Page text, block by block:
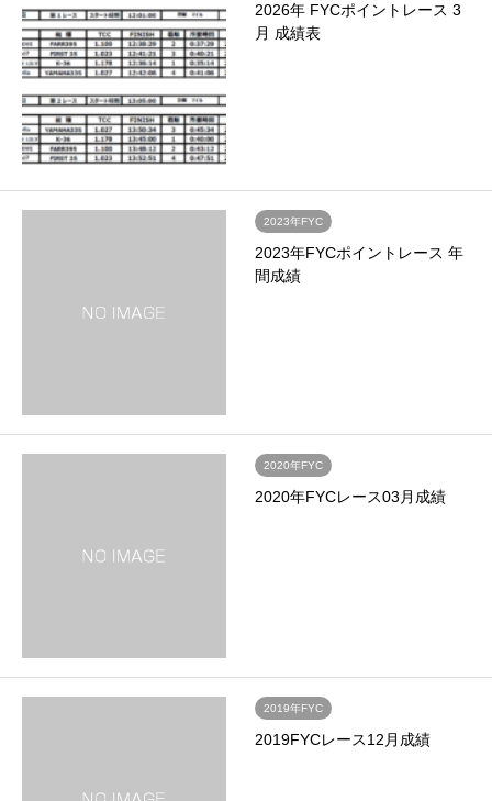
2026年 FYCポイントレース 3
月 成績表
2023年FYC
2023年FYCポイントレース 年
間成績
2020年FYC
2020年FYCレース03月成績
2019年FYC
2019FYCレース12月成績